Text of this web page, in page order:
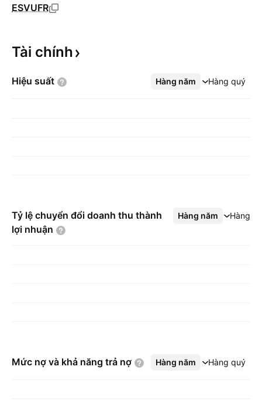
ESVUFR
Tài chính
Hiệu suất Hàng năm Hàng quý
Xem thêm
Tỷ lệ chuyển đổi doanh thu thành
lợi nhuận
Hàng năm Hàng
Xem thêm
Mức nợ và khả năng trả nợ Hàng năm Hàng quý
Xem thêm